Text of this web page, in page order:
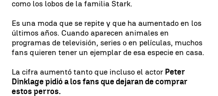
como los lobos de la familia Stark.
Es una moda que se repite y que ha aumentado en los
últimos años. Cuando aparecen animales en
programas de televisión, series o en películas, muchos
fans quieren tener un ejemplar de esa especie en casa.
La cifra aumentó tanto que incluso el actor Peter
Dinklage pidió a los fans que dejaran de comprar
estos perros.